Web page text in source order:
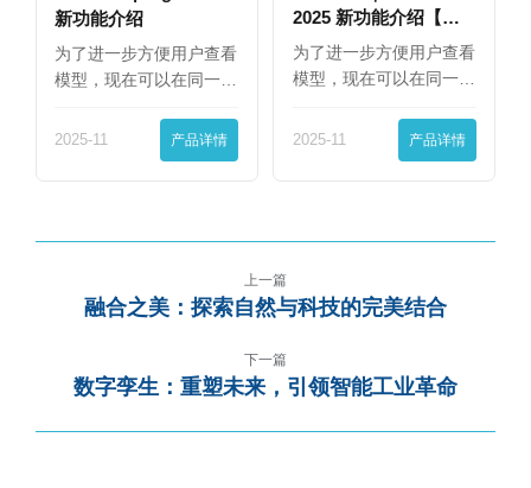
新功能介绍
为了进一步方便用户查看
模型，现在可以在同一
2025-11 产品详情
2025 新功能介绍【下
篇】
为了进一步方便用户查看
模型，现在可以在同一
2025-11 产品详情
上一篇
融合之美：探索自然与科技的完美结合
下一篇
数字孪生：重塑未来，引领智能工业革命